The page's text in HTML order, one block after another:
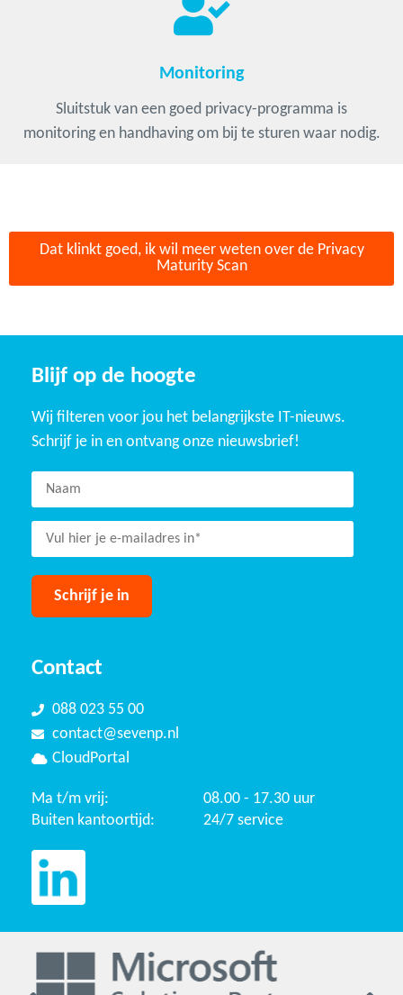
Monitoring
Sluitstuk van een goed privacy-programma is
monitoring en handhaving om bij te sturen waar nodig.
Dat klinkt goed, ik wil meer weten over de Privacy
Maturity Scan
Blijf op de hoogte
Wij filteren voor jou het belangrijkste IT-nieuws.
Schrijf je in en ontvang onze nieuwsbrief!
Contact
088 023 55 00
contact@sevenp.nl
CloudPortal
Ma t/m vrij:
08.00 - 17.30 uur
Buiten kantoortijd:
24/7 service